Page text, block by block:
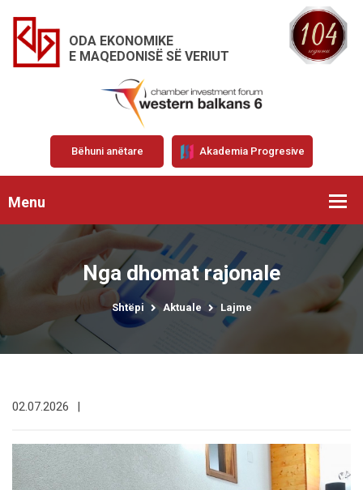
ODA EKONOMIKE
E MAQEDONISË SË VERIUT
Bëhuni anëtare Akademia Progresive
Menu
Nga dhomat rajonale
Shtëpi Aktuale Lajme
02.07.2026 |